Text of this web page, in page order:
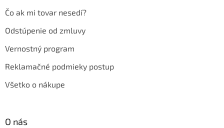
Čo ak mi tovar nesedí?
Odstúpenie od zmluvy
Vernostný program
Reklamačné podmieky postup
Všetko o nákupe
O nás